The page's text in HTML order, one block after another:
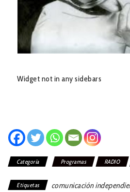
Widget not in any sidebars
Categoría Programas RADIO
Etiquetas comunicación